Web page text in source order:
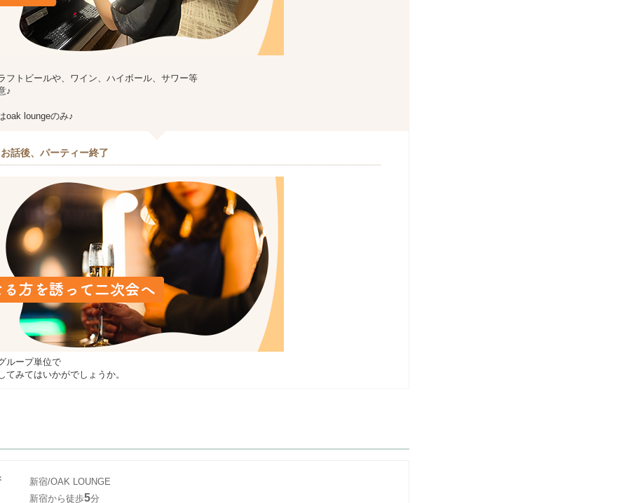
フトビールや、ワイン、ハイボール、サワー等
♪
oak loungeのみ♪
話後、パーティー終了
ループ単位で
てみてはいかがでしょうか。
新宿/OAK LOUNGE
新宿から徒歩5分